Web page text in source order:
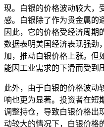
现。白银的价格波动较大，
感。白银除了作为贵金属的
因此，它的价格受经济周期
数据表明美国经济表现强劲
加，推动白银价格上涨。但
能因工业需求的下滑而受到
此外，由于白银的价格波动
响也更为显著。投资者在短
调整持仓，导致白银价格出
动较大的情况下，白银价格